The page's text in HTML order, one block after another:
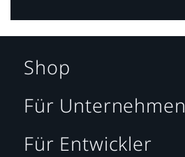
Shop
Für Unternehmen
Für Entwickler